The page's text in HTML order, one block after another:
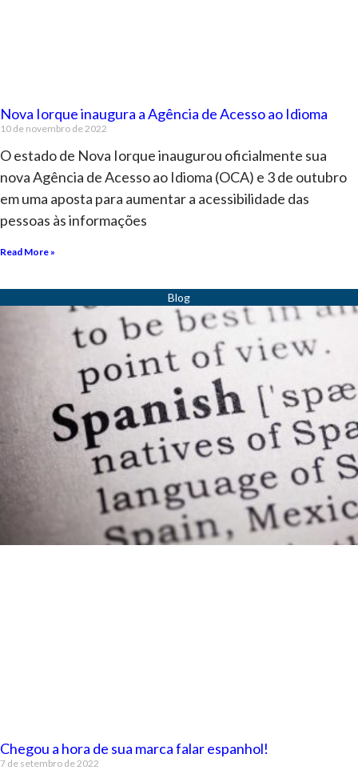
Nova Iorque inaugura a Agência de Acesso ao Idioma
10 de novembro de 2022
O estado de Nova Iorque inaugurou oficialmente sua
nova Agência de Acesso ao Idioma (OCA) e 3 de outubro
em uma aposta para aumentar a acessibilidade das
pessoas às informações
Read More »
Chegou a hora de sua marca falar espanhol!
7 de setembro de 2022